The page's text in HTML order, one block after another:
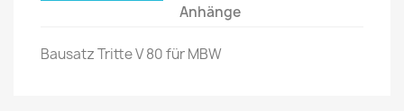
Anhänge
Bausatz Tritte V 80 für MBW